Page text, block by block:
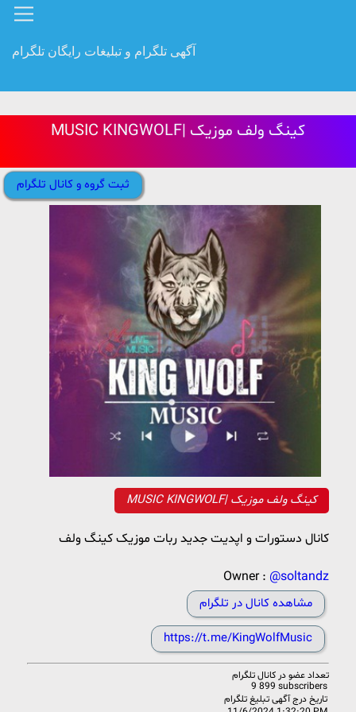
آگهی تلگرام و تبلیغات رایگان تلگرام
MUSIC KINGWOLF| کینگ ولف موزیک
ثبت گروه و کانال تلگرام
MUSIC KINGWOLF| کینگ ولف موزیک
کانال دستورات و اپدیت جدید ربات موزیک کینگ ولف
Owner : @soltandz
مشاهده کانال در تلگرام
https://t.me/KingWolfMusic
تعداد عضو در کانال تلگرام
9 899 subscribers
تاریخ درج آگهی تبلیغ تلگرام